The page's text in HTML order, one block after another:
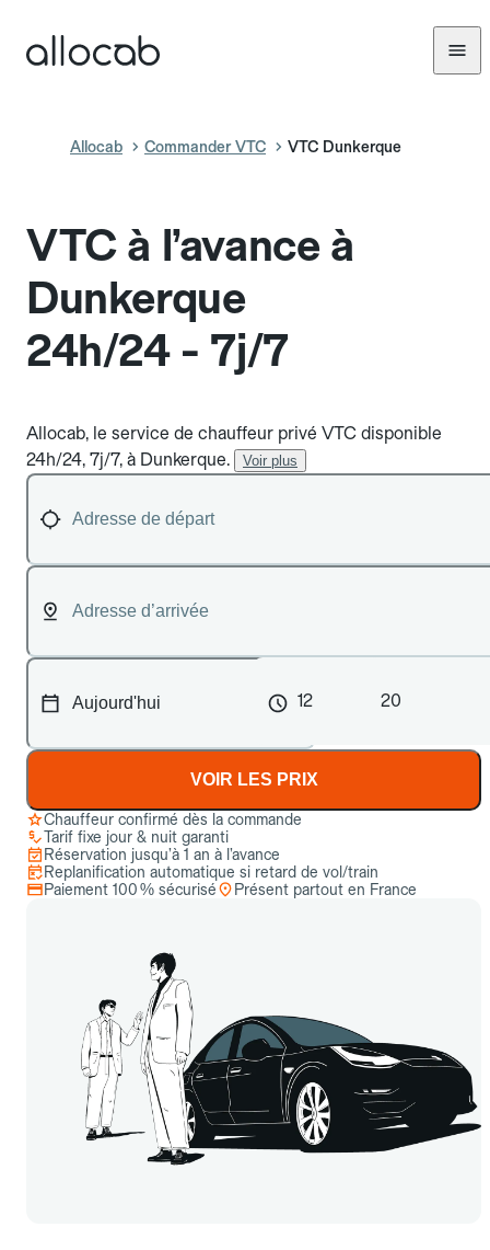
Allocab Commander VTC VTC Dunkerque
VTC à l’avance à
Dunkerque
24h/24 - 7j/7
Allocab, le service de chauffeur privé VTC disponible
24h/24, 7j/7, à Dunkerque.
Voir plus
12 20
VOIR LES PRIX
Chauffeur confirmé dès la commande
Tarif fixe jour & nuit garanti
Réservation jusqu’à 1 an à l’avance
Replanification automatique si retard de vol/train
Paiement 100 % sécurisé
Présent partout en France